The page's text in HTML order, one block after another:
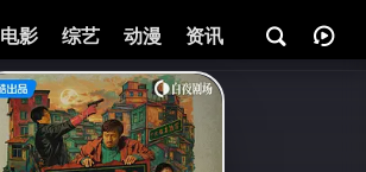
电影 综艺 动漫 资讯